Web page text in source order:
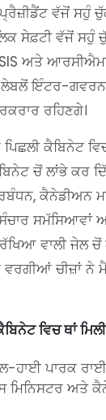
ਵੱਜੋਂ ਸਹੁੰ
ਸੇਫ਼ਟੀ ਵੱਜੋਂ ਸਹੁੰ
ਅਤੇ
ਲੇਬਲੋਂ ਇੰਟਰ-
ਰਹਿਣਗੇ।
ਕੈਬਿਨੇਟ
ਚੋਂ ਲਾਂਭੇ ਕਰ
ਕੈਨੇਡੀਅਨ
ਸਮੱਸਿਆਵਾਂ
ਵਾਲੀ ਜੇਲ
ਚੀਜ਼ਾਂ ਨੇ
ਵਿਚ ਥਾਂ
ਹਾਈ ਪਾਰਕ
ਮਿਨਿਸਟਰ ਅਤੇ